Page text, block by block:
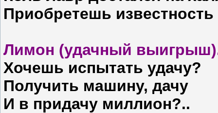
Приобретешь
Лимон (удачный
Хочешь испытать удачу?
Получить машину, дачу
И в придачу миллион?..